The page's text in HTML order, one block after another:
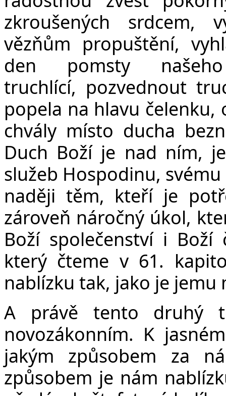
zkroušených srdcem,
vězňům propuštění,
den pomsty
truchlící, pozvednout
popela na hlavu
chvály místo ducha
Duch Boží je nad ním,
služeb Hospodinu,
naději těm, kteří je
zároveň náročný úkol,
Boží společenství i
který čteme v 61.
nablízku tak, jako je
A právě tento druhý
novozákonním. K
jakým způsobem za
způsobem je nám